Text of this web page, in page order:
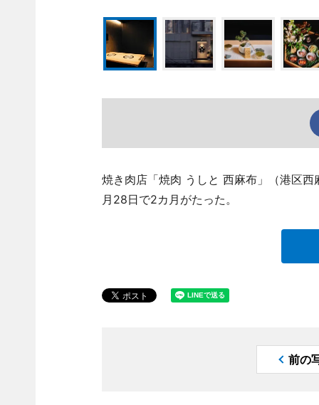
焼き肉店「焼肉 うしと 西麻布」（港区
月28日で2カ月がたった。
前の